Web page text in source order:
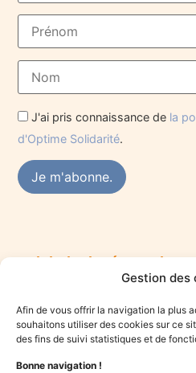
Gestion des
Afin de vous offrir la navigation la plus
souhaitons utiliser des cookies sur ce
des fins de suivi statistiques et de
Bonne navigation !
Rejoindre le réseau des
engager dans une démarche
Optime.
J'ai pris connaissance de la
d'Optime Solidarité.